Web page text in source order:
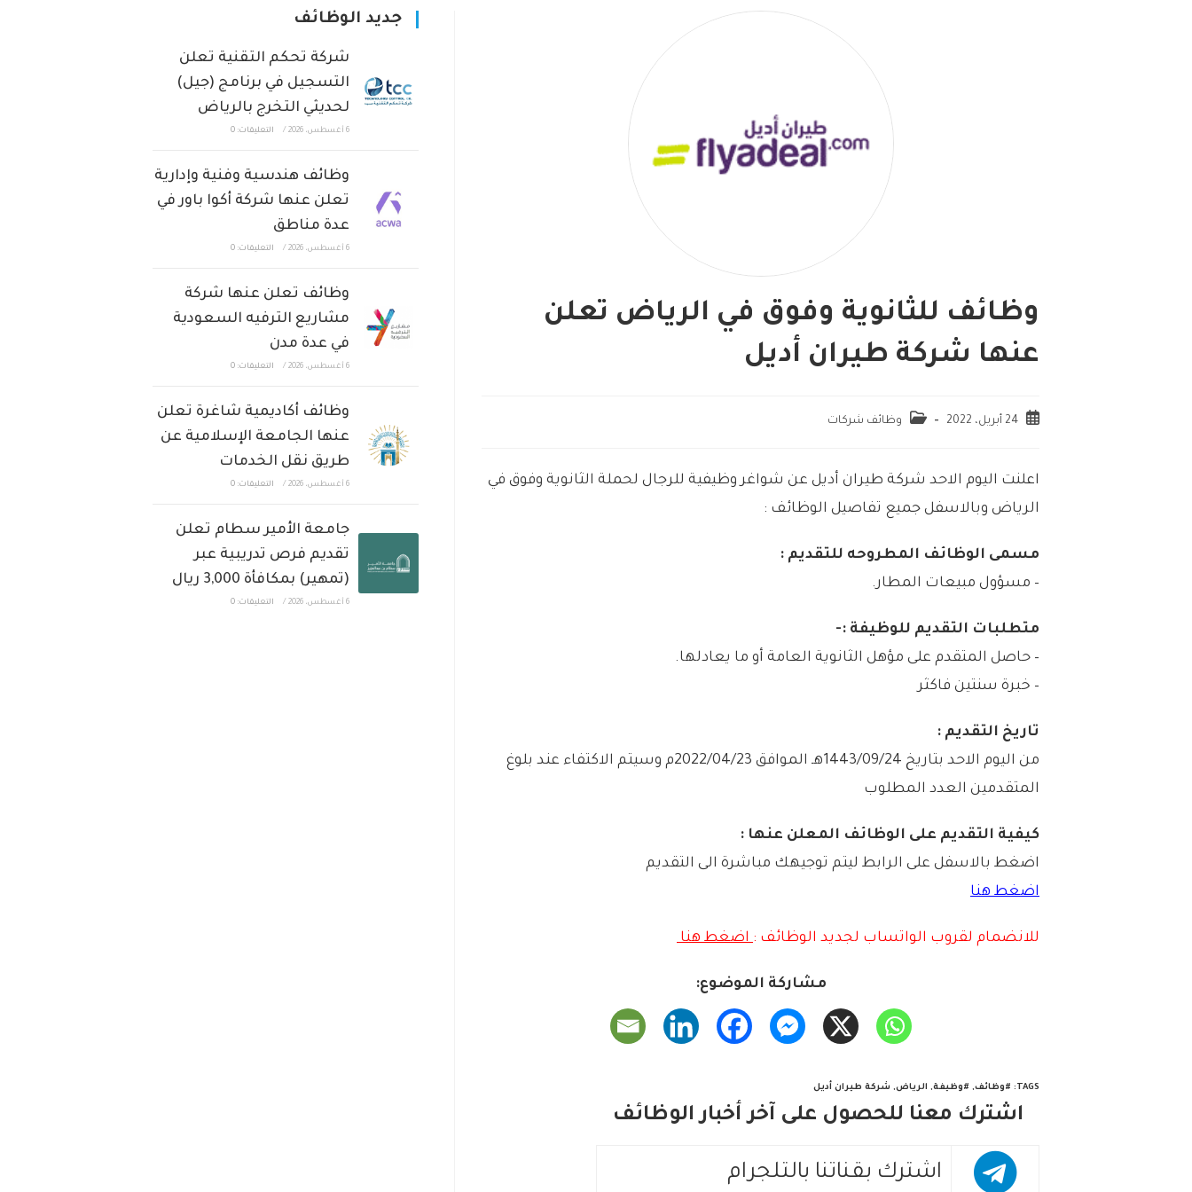
وظائف للثانوية وفوق في الرياض تعلن
عنها شركة طيران أديل
24 أبريل، 2022 وظائف شركات
اعلنت اليوم الاحد شركة طيران أديل عن شواغر وظيفية للرجال لحملة الثانوية وفوق في
الرياض وبالاسفل جميع تفاصيل الوظائف :
مسمى الوظائف المطروحه للتقديم :
– مسؤول مبيعات المطار.
متطلبات التقديم للوظيفة :-
– حاصل المتقدم على مؤهل الثانوية العامة أو ما يعادلها.
– خبرة سنتين فاكثر
تاريخ التقديم :
من اليوم الاحد بتاريخ 1443/09/24هـ الموافق 2022/04/23م وسيتم الاكتفاء عند بلوغ
المتقدمين العدد المطلوب
كيفية التقديم على الوظائف المعلن عنها :
اضغط بالاسفل على الرابط ليتم توجيهك مباشرة الى التقديم
اضغط هنا
للانضمام لقروب الواتساب لجديد الوظائف :اضغط هنا
مشاركة الموضوع:
TAGS
: #وظائف, #وظيفة, الرياض, شركة طيران أديل
اشترك معنا للحصول على آخر أخبار الوظائف
اشترك بقناتنا بالتلجرام
جديد الوظائف
شركة تحكم التقنية تعلن
التسجيل في برنامج (جيل)
لحديثي التخرج بالرياض
6 أغسطس، 2026 / التعليقات: 0
وظائف هندسية وفنية وإدارية
تعلن عنها شركة أكوا باور في
عدة مناطق
6 أغسطس، 2026 / التعليقات: 0
وظائف تعلن عنها شركة
مشاريع الترفيه السعودية
في عدة مدن
6 أغسطس، 2026 / التعليقات: 0
وظائف أكاديمية شاغرة تعلن
عنها الجامعة الإسلامية عن
طريق نقل الخدمات
6 أغسطس، 2026 / التعليقات: 0
جامعة الأمير سطام تعلن
تقديم فرص تدريبية عبر
(تمهير) بمكافأة 3,000 ريال
6 أغسطس، 2026 / التعليقات: 0